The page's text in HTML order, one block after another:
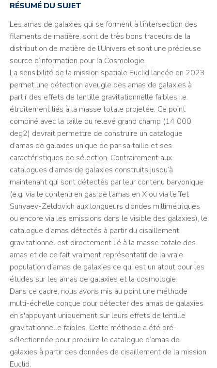
RÉSUMÉ DU SUJET
Les amas de galaxies qui se forment à l’intersection des
filaments de matière, sont de très bons traceurs de la
distribution de matière de l’Univers et sont une précieuse
source d’information pour la Cosmologie.
La sensibilité de la mission spatiale Euclid lancée en 2023
permet une détection aveugle des amas de galaxies à
partir des effets de lentille gravitationnelle faibles i.e.
étroitement liés à la masse totale projetée. Ce point
combiné avec la taille du relevé grand champ (14 000
deg2) devrait permettre de construire un catalogue
d’amas de galaxies unique de par sa taille et ses
caractéristiques de sélection. Contrairement aux
catalogues d’amas de galaxies construits jusqu’à
maintenant qui sont détectés par leur contenu baryonique
(e.g. via le contenu en gas de l’amas en X ou via l’effet
Sunyaev-Zeldovich aux longueurs d’ondes millimétriques
ou encore via les emissions dans le visible des galaxies), le
catalogue d’amas détectés à partir du cisaillement
gravitationnel est directement lié à la masse totale des
amas et de ce fait vraiment représentatif de la vraie
population d’amas de galaxies ce qui est un atout pour les
études sur les amas de galaxies et la cosmologie.
Dans ce cadre, nous avons mis au point une méthode
multi-échelle conçue pour détecter des amas de galaxies
en s'appuyant uniquement sur leurs effets de lentille
gravitationnelle faibles. Cette méthode a été pré-
sélectionnée pour produire le catalogue d’amas de
galaxies à partir des données de cisaillement de la mission
Euclid.